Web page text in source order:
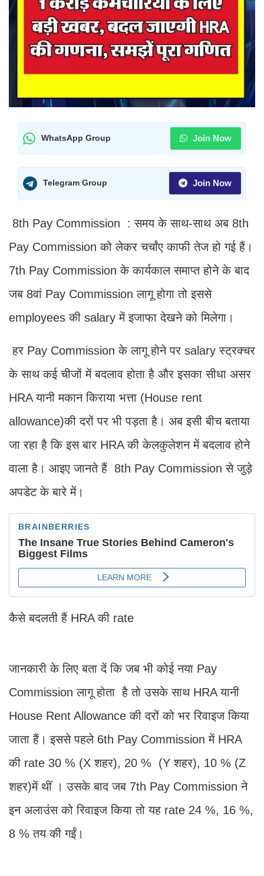
WhatsApp Group Join Now
Telegram Group Join Now
8th Pay Commission : समय के साथ-साथ अब 8th
Pay Commission को लेकर चर्चांए काफी तेज हो गई हैं।
7th Pay Commission के कार्यकाल समाप्त होने के बाद
जब 8वां Pay Commission लागू होगा तो इससे
employees की salary में इजाफा देखने को मिलेगा।
हर Pay Commission के लागू होने पर salary स्ट्रक्चर
के साथ कई चीजों में बदलाव होता है और इसका सीधा असर
HRA यानी मकान किराया भत्ता (House rent
allowance)की दरों पर भी पड़ता है। अब इसी बीच बताया
जा रहा है कि इस बार HRA की केलकुलेशन में बदलाव होने
वाला है। आइए जानते हैं 8th Pay Commission से जुड़े
अपडेट के बारे में।
कैसे बदलती हैं HRA की rate
जानकारी के लिए बता दें कि जब भी कोई नया Pay
Commission लागू होता है तो उसके साथ HRA यानी
House Rent Allowance की दरों को भर रिवाइज किया
जाता हैं। इससे पहले 6th Pay Commission में HRA
की rate 30 % (X शहर), 20 % (Y शहर), 10 % (Z
शहर)में थीं । उसके बाद जब 7th Pay Commission ने
इन अलाउंस को रिवाइज किया तो यह rate 24 %, 16 %,
8 % तय की गईं।